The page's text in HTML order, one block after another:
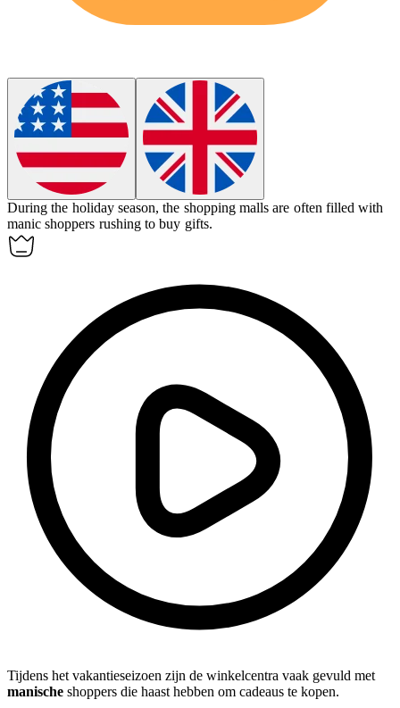
During the holiday season, the shopping malls are often filled with
manic shoppers rushing to buy gifts.
Tijdens het vakantieseizoen zijn de winkelcentra vaak gevuld met
manische shoppers die haast hebben om cadeaus te kopen.